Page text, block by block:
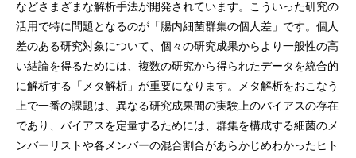
などさまざまな解析手法が開発されています。こういった研究の
活用で特に問題となるのが「腸内細菌群集の個人差」です。個人
差のある研究対象について、個々の研究成果からより一般性の高
い結論を得るためには、複数の研究から得られたデータを統合的
に解析する「メタ解析」が重要になります。メタ解析をおこなう
上で一番の課題は、異なる研究成果間の実験上のバイアスの存在
であり、バイアスを定量するためには、群集を構成する細菌のメ
ンバーリストや各メンバーの混合割合があらかじめわかったヒト